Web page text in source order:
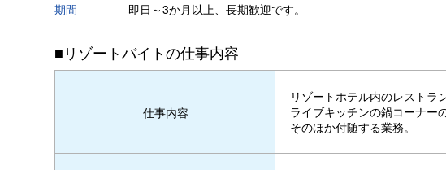
期間
即日～3か月以上、長期歓迎です。
■リゾートバイトの仕事内容
仕事内容
リゾートホテル内のレストラ
ライブキッチンの鍋コーナー
そのほか付随する業務。